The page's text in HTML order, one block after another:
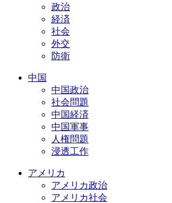
政治
経済
社会
外交
防衛
中国
中国政治
社会問題
中国経済
中国軍事
人権問題
浸透工作
アメリカ
アメリカ政治
アメリカ社会